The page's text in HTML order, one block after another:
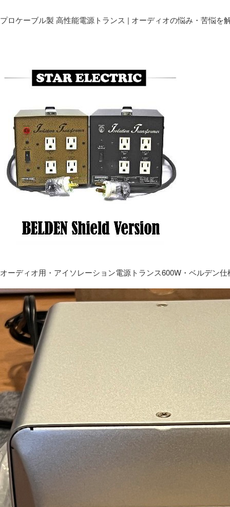
プロケーブル製 高性能電源トランス | オーディオの悩み・苦悩を
オーディオ用・アイソレーション電源トランス600W・ベルデン仕